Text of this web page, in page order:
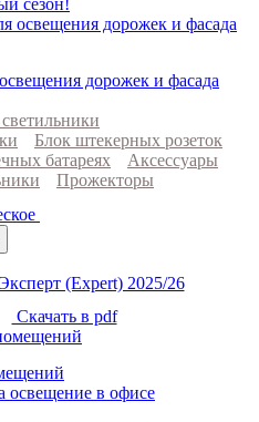
сезон!
дорожек и фасада
Блок штекерных розеток
батареях
Аксессуары
Прожекторы
Скачать в pdf